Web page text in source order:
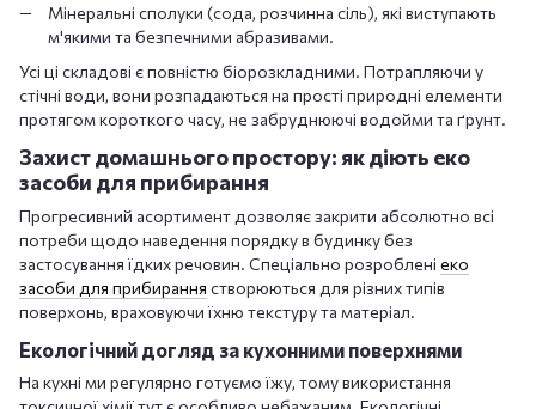
Мінеральні сполуки (сода, розчинна сіль), які виступають
м'якими та безпечними абразивами.
Усі ці складові є повністю біорозкладними. Потрапляючи у
стічні води, вони розпадаються на прості природні елементи
протягом короткого часу, не забруднюючі водойми та ґрунт.
Захист домашнього простору: як діють еко
засоби для прибирання
Прогресивний асортимент дозволяє закрити абсолютно всі
потреби щодо наведення порядку в будинку без
застосування їдких речовин. Спеціально розроблені еко
засоби для прибирання створюються для різних типів
поверхонь, враховуючи їхню текстуру та матеріал.
Екологічний догляд за кухонними поверхнями
На кухні ми регулярно готуємо їжу, тому використання